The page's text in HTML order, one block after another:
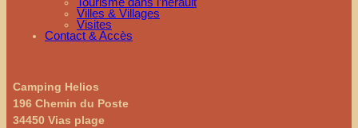
Villes & Villages
Visites
Contact & Accès
Camping Helios
196 Chemin du Poste
34450 Vias plage